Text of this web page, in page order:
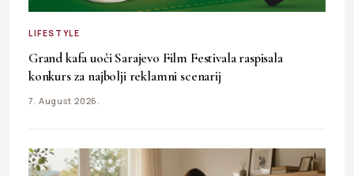
LIFESTYLE
Grand kafa uoči Sarajevo Film Festivala raspisala
konkurs za najbolji reklamni scenarij
7. August 2026.